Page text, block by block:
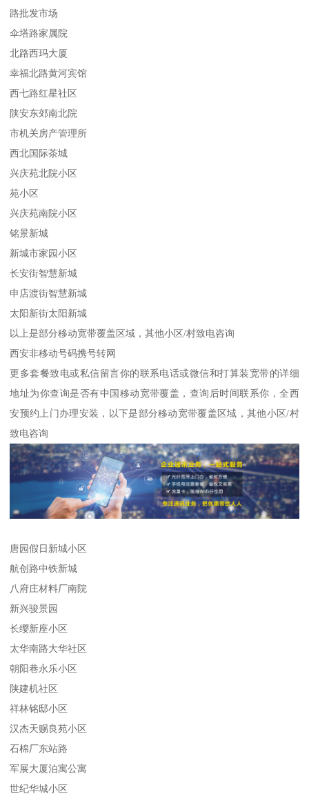
路批发市场
伞塔路家属院
北路西玛大厦
幸福北路黄河宾馆
西七路红星社区
陕安东郊南北院
市机关房产管理所
西北国际茶城
兴庆苑北院小区
苑小区
兴庆苑南院小区
铭景新城
新城市家园小区
长安街智慧新城
申店渡街智慧新城
太阳新街太阳新城
以上是部分移动宽带覆盖区域，其他小区/村致电咨询
西安非移动号码携号转网
更多套餐致电或私信留言你的联系电话或微信和打算装宽带的详细
地址为你查询是否有中国移动宽带覆盖，查询后时间联系你，全西
安预约上门办理安装，以下是部分移动宽带覆盖区域，其他小区/村
致电咨询
唐园假日新城小区
航创路中铁新城
八府庄材料厂南院
新兴骏景园
长缨新座小区
太华南路大华社区
朝阳巷永乐小区
陕建机社区
祥林铭邸小区
汉杰天赐良苑小区
石棉厂东站路
军展大厦泊寓公寓
世纪华城小区